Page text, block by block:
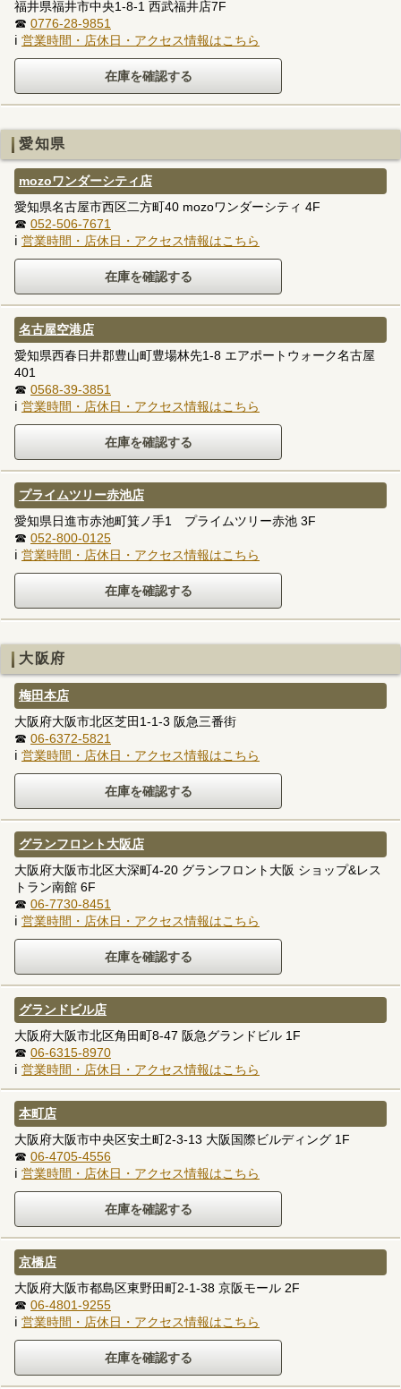
福井県福井市中央1-8-1 西武福井店7F
☎ 0776-28-9851
ℹ 営業時間・店休日・アクセス情報はこちら
愛知県
mozoワンダーシティ店
愛知県名古屋市西区二方町40 mozoワンダーシティ 4F
☎ 052-506-7671
ℹ 営業時間・店休日・アクセス情報はこちら
名古屋空港店
愛知県西春日井郡豊山町豊場林先1-8 エアポートウォーク名古屋
401
☎ 0568-39-3851
ℹ 営業時間・店休日・アクセス情報はこちら
プライムツリー赤池店
愛知県日進市赤池町箕ノ手1 プライムツリー赤池 3F
☎ 052-800-0125
ℹ 営業時間・店休日・アクセス情報はこちら
大阪府
梅田本店
大阪府大阪市北区芝田1-1-3 阪急三番街
☎ 06-6372-5821
ℹ 営業時間・店休日・アクセス情報はこちら
グランフロント大阪店
大阪府大阪市北区大深町4-20 グランフロント大阪 ショップ&レス
トラン南館 6F
☎ 06-7730-8451
ℹ 営業時間・店休日・アクセス情報はこちら
グランドビル店
大阪府大阪市北区角田町8-47 阪急グランドビル 1F
☎ 06-6315-8970
ℹ 営業時間・店休日・アクセス情報はこちら
本町店
大阪府大阪市中央区安土町2-3-13 大阪国際ビルディング 1F
☎ 06-4705-4556
ℹ 営業時間・店休日・アクセス情報はこちら
京橋店
大阪府大阪市都島区東野田町2-1-38 京阪モール 2F
☎ 06-4801-9255
ℹ 営業時間・店休日・アクセス情報はこちら